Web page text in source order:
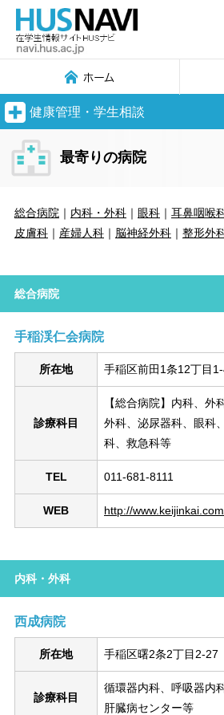
健康管理・学生相談
最寄りの病院
総合病院 ｜ 内科・外科 ｜ 眼科 ｜ 耳鼻咽喉
皮膚科 ｜ 産婦人科 ｜ 脳神経外科 ｜ 整形外
総合病院
手稲渓仁会病院
所在地 手稲区前田1条12丁目
診療科目
【総合病院】内科、外
外科、泌尿器科、眼科
科、救急科等
TEL 011-681-8111
WEB http://
内科・外科
西成病院
所在地 手稲区曙2条2丁目2-27
診療科目
循環器内科、呼吸器内
肝臓病センター等